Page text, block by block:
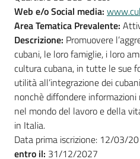
Web e/o Social media:
Area Tematica Prevalente:
Descrizione: Promuovere
cubani, le loro famiglie, i loro
cultura cubana, in tutte le sue
utilità all’integrazione dei
nonchè diffondere informazioni
nel mondo del lavoro e della
in Italia.
Data prima iscrizione: 12/03/
entro il: 31/12/2027